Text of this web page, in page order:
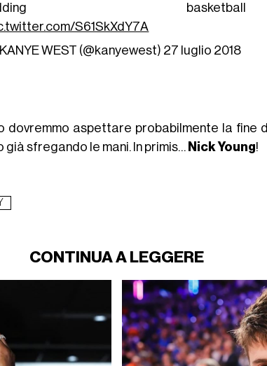
basketball
S61SkXdY7A
WEST (@kanyewest) 27 luglio 2018
dovremmo aspettare probabilmente la fine
già sfregando le mani. In primis…Nick Young!
CONTINUA A LEGGERE